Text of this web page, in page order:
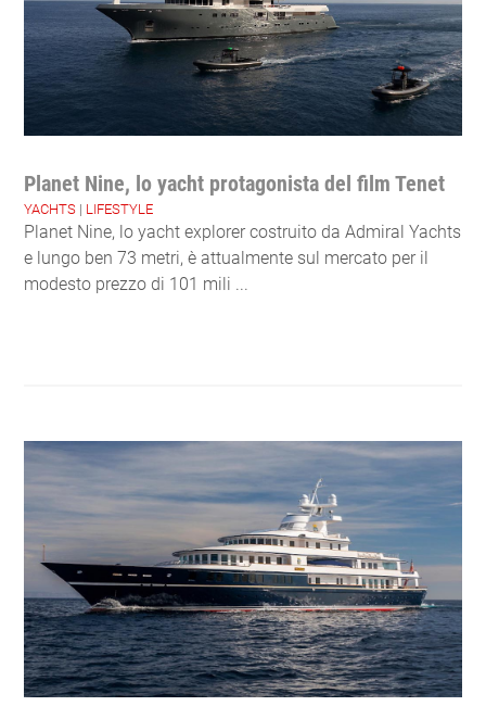
Planet Nine, lo yacht protagonista del film Tenet
YACHTS | LIFESTYLE
Planet Nine, lo yacht explorer costruito da Admiral Yachts
e lungo ben 73 metri, è attualmente sul mercato per il
modesto prezzo di 101 mili ...